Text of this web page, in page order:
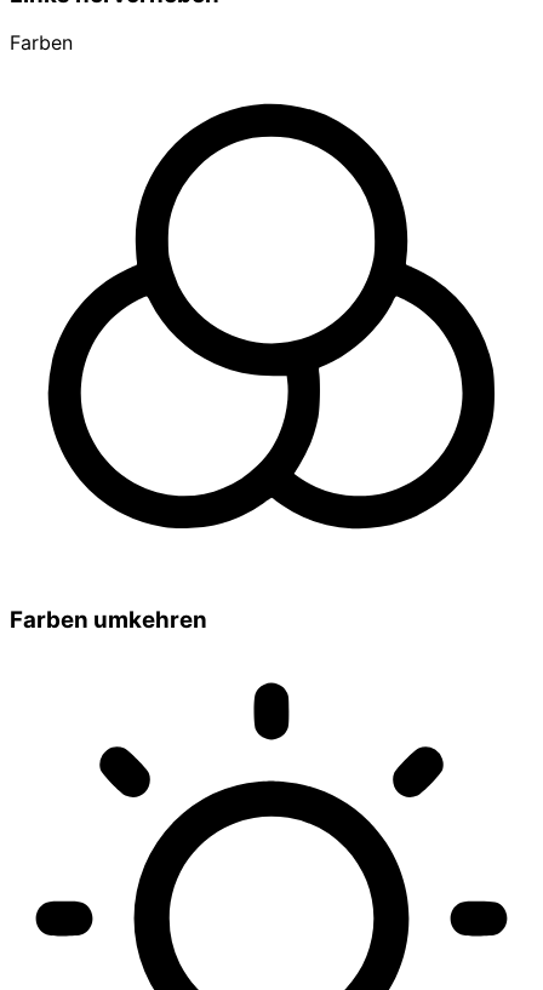
Farben
Farben umkehren